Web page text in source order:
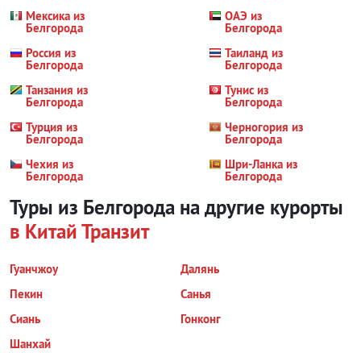
Мексика из
Белгорода
ОАЭ из
Белгорода
Россия из
Белгорода
Таиланд из
Белгорода
Танзания из
Белгорода
Тунис из
Белгорода
Турция из
Белгорода
Черногория из
Белгорода
Чехия из
Белгорода
Шри-Ланка из
Белгорода
Туры из Белгорода на другие курорты
в КитайТранзит
Гуанчжоу
Далянь
Пекин
Санья
Сиань
Гонконг
Шанхай